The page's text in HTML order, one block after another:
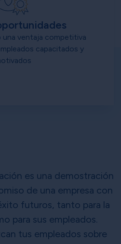
una ventaja competitiva
capacitados y
es una demostración
de una empresa con
futuros, tanto para la
para sus empleados.
tus empleados sobre